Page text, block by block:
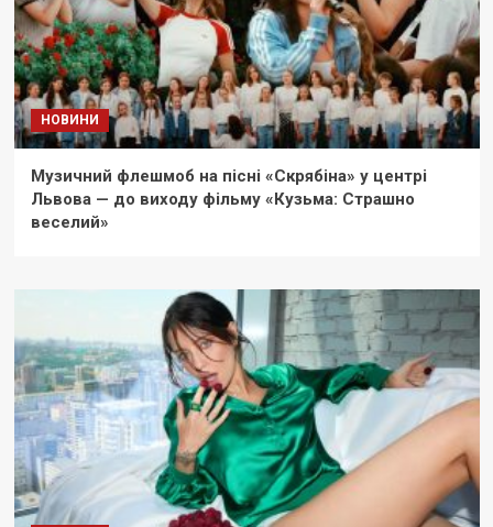
НОВИНИ
Музичний флешмоб на пісні «Скрябіна» у центрі
Львова — до виходу фільму «Кузьма: Страшно
веселий»